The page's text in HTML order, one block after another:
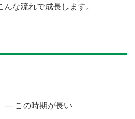
な流れで成長します。
— この時期が長い